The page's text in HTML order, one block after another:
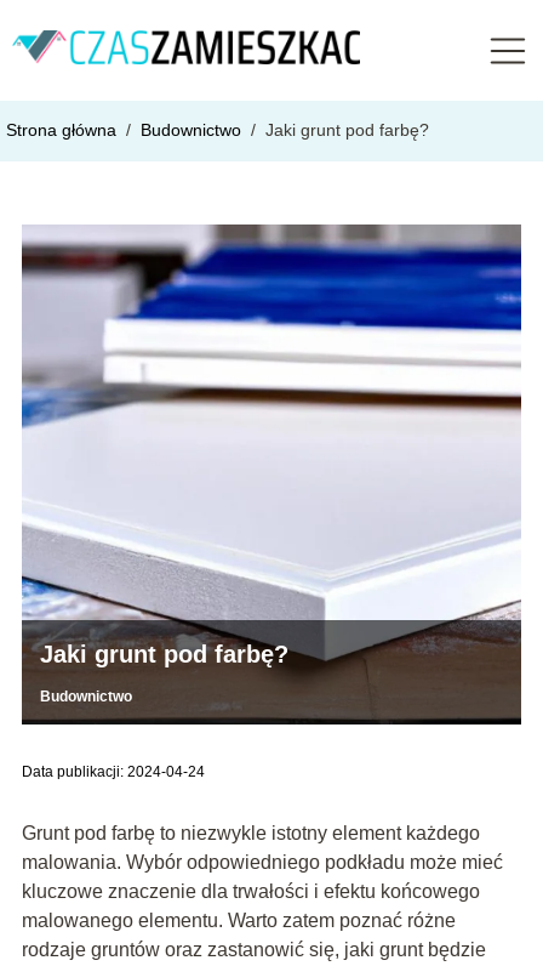
Strona główna / Budownictwo / Jaki grunt pod farbę?
Jaki grunt pod farbę?
Budownictwo
Data publikacji: 2024-04-24
Grunt pod farbę to niezwykle istotny element każdego
malowania. Wybór odpowiedniego podkładu może mieć
kluczowe znaczenie dla trwałości i efektu końcowego
malowanego elementu. Warto zatem poznać różne
rodzaje gruntów oraz zastanowić się, jaki grunt będzie